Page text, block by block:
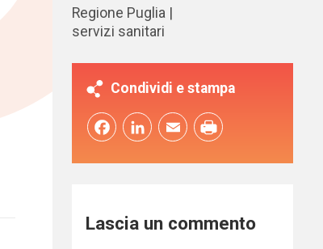
Regione Puglia
servizi sanitari
Condividi e stampa
FacebookLinkedInEmail
Lascia un commento